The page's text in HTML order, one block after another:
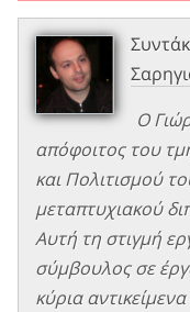
Ο
απόφοιτος του
και Πολιτισμού
μεταπτυχιακού
Αυτή τη στιγμή
σύμβουλος σε
κύρια